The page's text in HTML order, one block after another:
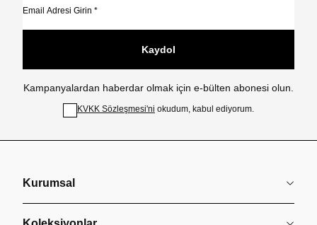
Kaydol
Kampanyalardan haberdar olmak için e-bülten abonesi olun.
KVKK Sözleşmesi'ni okudum, kabul ediyorum.
Kurumsal